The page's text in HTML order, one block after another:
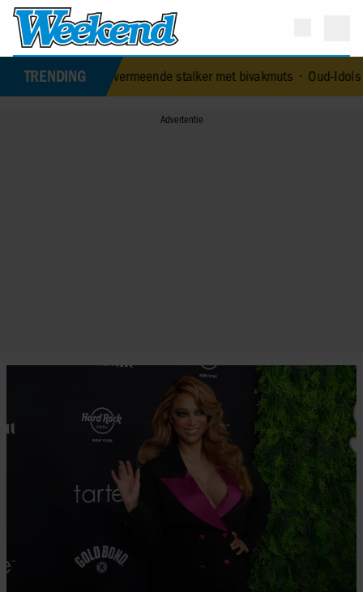
TRENDING
door vermeende stalker met bivakmuts•Oud-Idols collega’s en